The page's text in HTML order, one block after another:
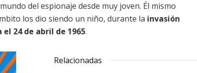
del espionaje desde muy joven. Él mismo
los dio siendo un niño, durante la invasión
24 de abril de 1965.
Relacionadas